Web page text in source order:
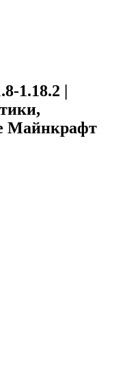
1.18.2 |
Майнкрафт